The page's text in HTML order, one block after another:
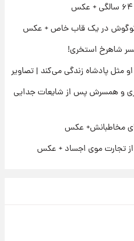
بستن به شیوه خاتمی/ویدیو
و گوگوش در یک قاب خاص + عکس
شاهرخ استخری!
مثل پادشاه زندگی می‌کند | تصاویر
و همسرش پس از شایعات جدایی
مخاطبانش+ عکس
از تجارت موی اجساد + عکس